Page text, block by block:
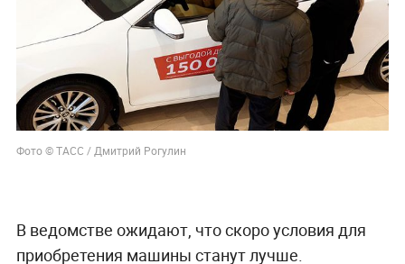
Фото © ТАСС / Дмитрий Рогулин
В ведомстве ожидают, что скоро условия для
приобретения машины станут лучше.